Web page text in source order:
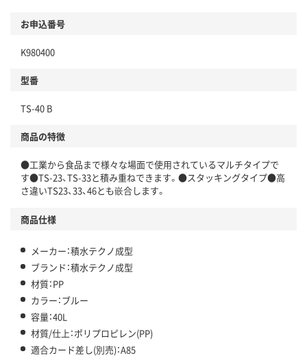
お申込番号
K980400
型番
TS-40 B
商品の特徴
●工業から食品まで様々な場面で使用されているマルチタイプで
す●TS-23、TS-33と積み重ねできます。●スタッキングタイプ●高
さ違いTS23、33、46とも嵌合します。
商品仕様
メーカー：積水テクノ成型
ブランド：積水テクノ成型
材質：PP
カラー：ブルー
容量：40L
材質/仕上：ポリプロピレン(PP)
適合カード差し(別売)：A85